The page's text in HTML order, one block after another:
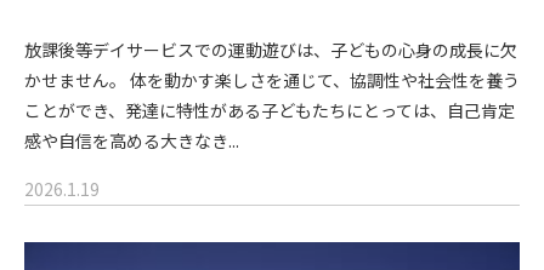
放課後等デイサービスでの運動遊びは、子どもの心身の成長に欠
かせません。 体を動かす楽しさを通じて、協調性や社会性を養う
ことができ、発達に特性がある子どもたちにとっては、自己肯定
感や自信を高める大きなき...
2026.1.19